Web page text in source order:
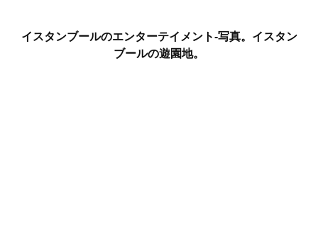
イスタンブールのエンターテイメント-写真。イスタン
ブールの遊園地。